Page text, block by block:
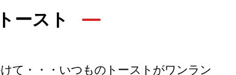
ースト
て・・・いつものトーストがワンラン